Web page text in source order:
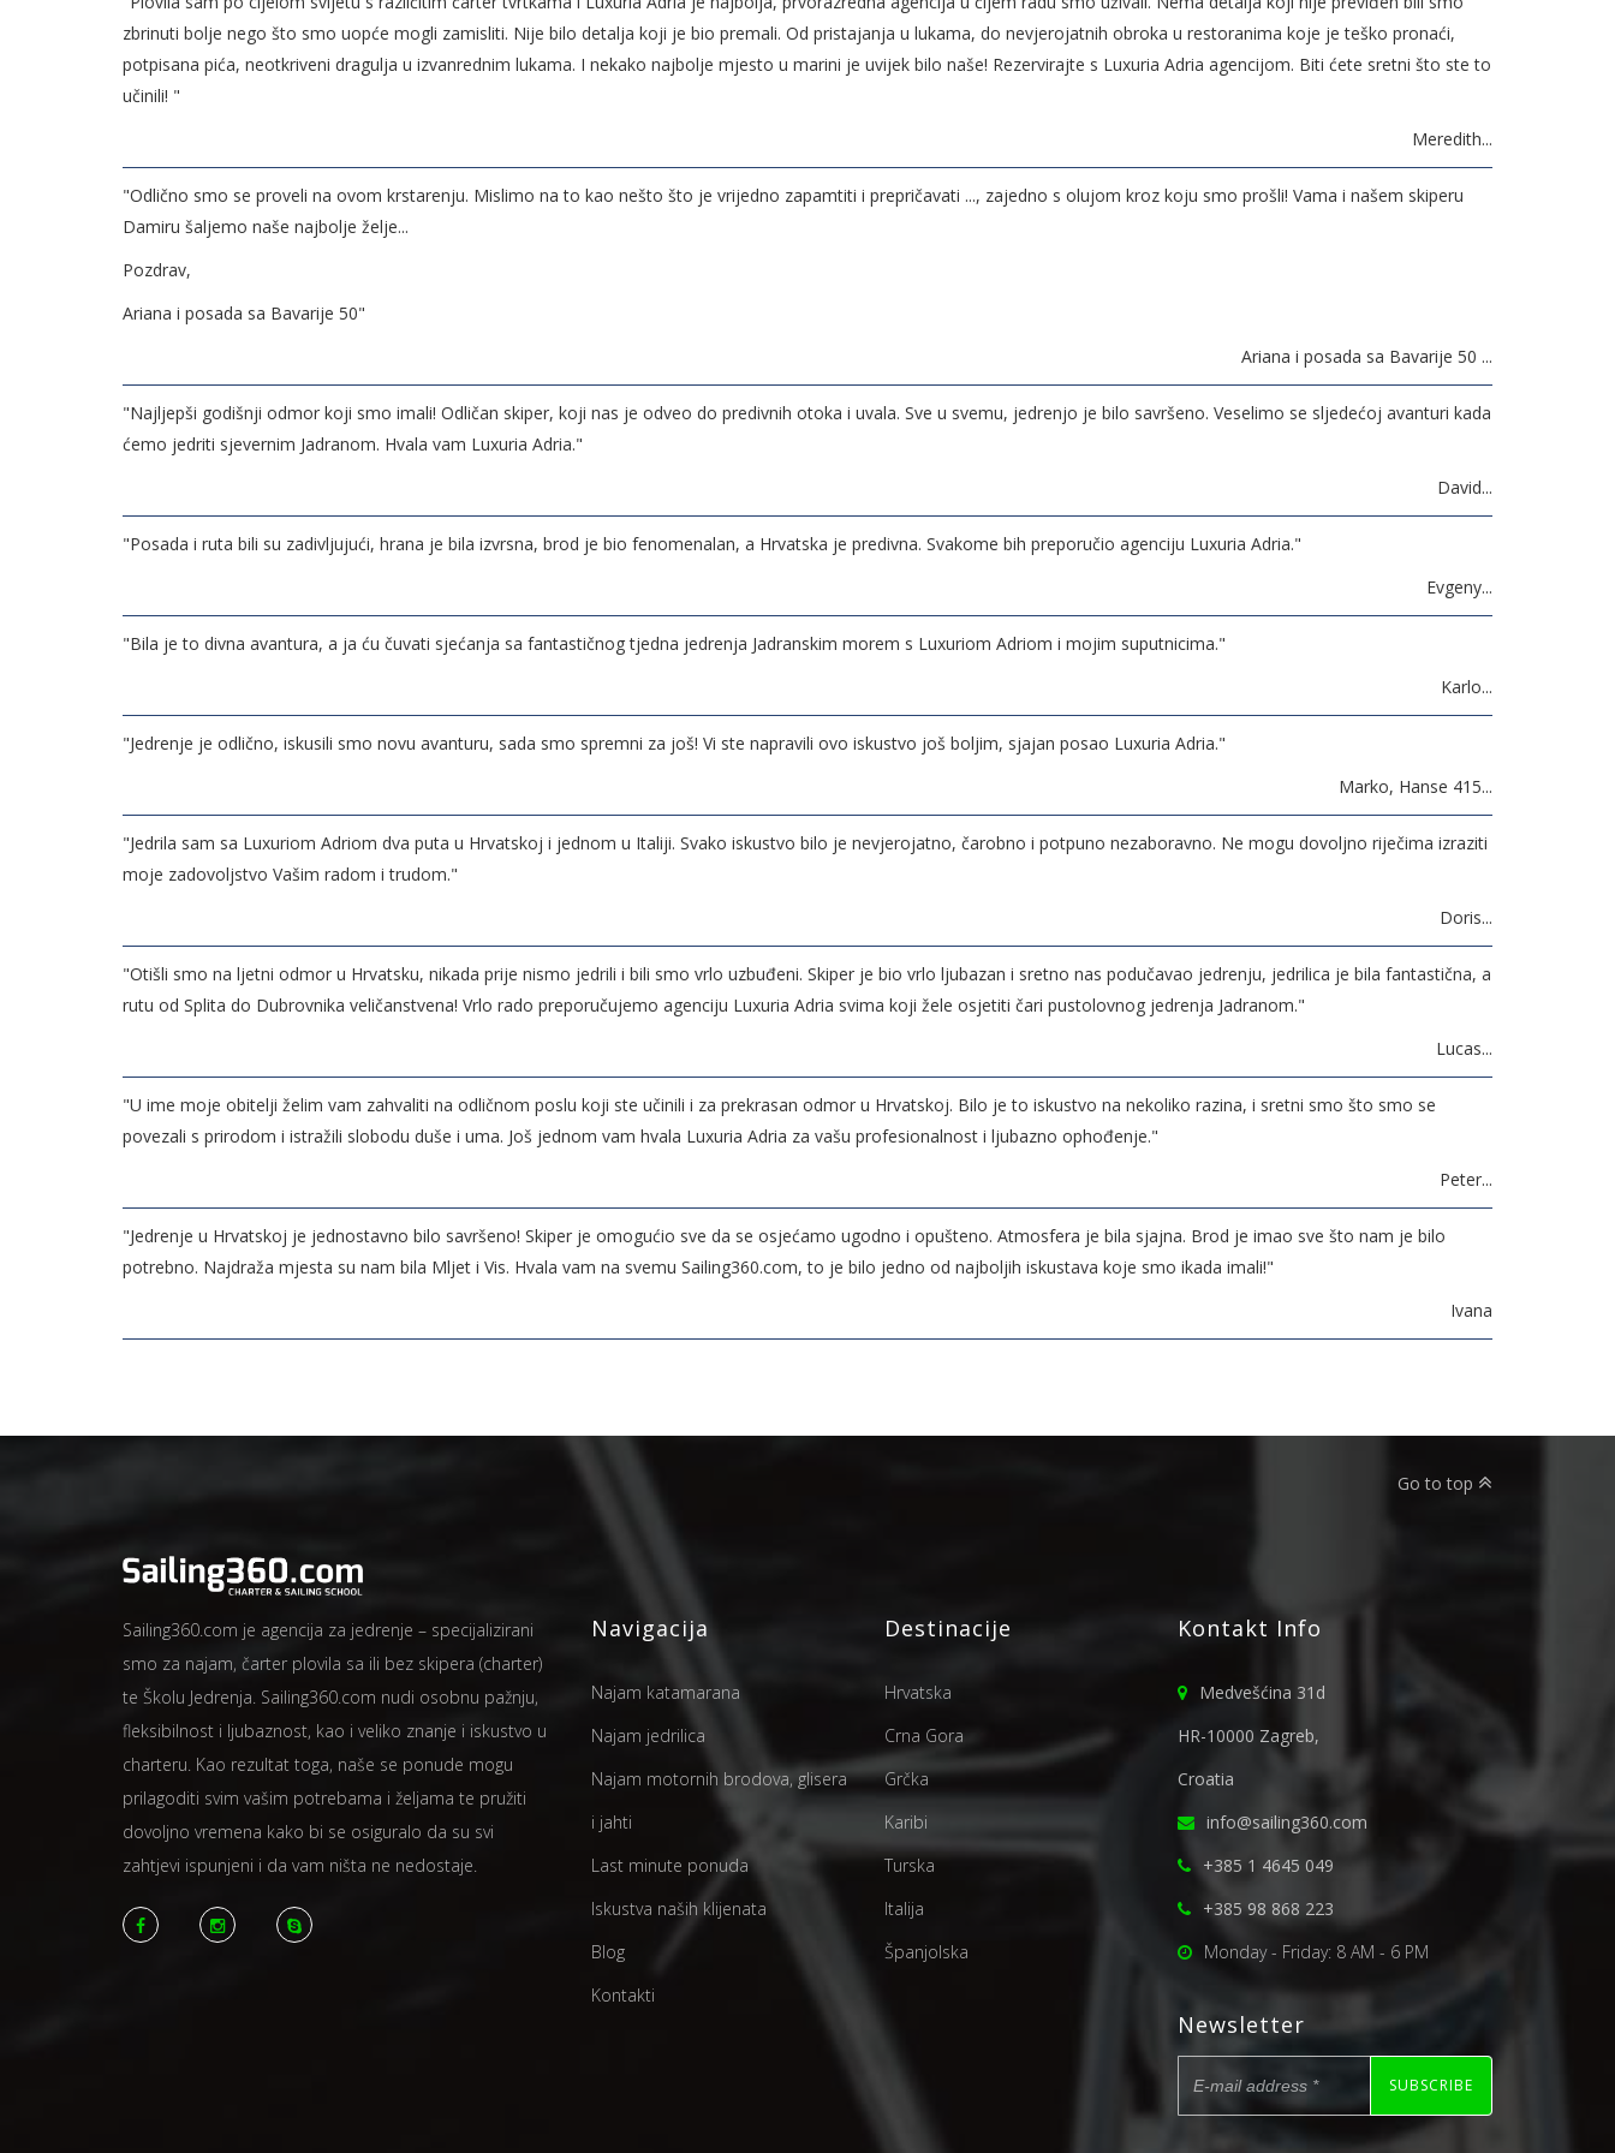
zbrinuti bolje nego što smo uopće mogli zamisliti. Nije bilo detalja koji je bio premali. Od pristajanja u lukama, do nevjerojatnih obroka u restoranima koje je teško pronaći,
potpisana pića, neotkriveni dragulja u izvanrednim lukama. I nekako najbolje mjesto u marini je uvijek bilo naše! Rezervirajte s Luxuria Adria agencijom. Biti ćete sretni što ste to
učinili! "
Meredith...
"Odlično smo se proveli na ovom krstarenju. Mislimo na to kao nešto što je vrijedno zapamtiti i prepričavati ..., zajedno s olujom kroz koju smo prošli! Vama i našem skiperu
Damiru šaljemo naše najbolje želje...
Pozdrav,
Ariana i posada sa Bavarije 50"
Ariana i posada sa Bavarije 50 ...
"Najljepši godišnji odmor koji smo imali! Odličan skiper, koji nas je odveo do predivnih otoka i uvala. Sve u svemu, jedrenjo je bilo savršeno. Veselimo se sljedećoj avanturi kada
ćemo jedriti sjevernim Jadranom. Hvala vam Luxuria Adria."
David...
"Posada i ruta bili su zadivljujući, hrana je bila izvrsna, brod je bio fenomenalan, a Hrvatska je predivna. Svakome bih preporučio agenciju Luxuria Adria."
Evgeny...
"Bila je to divna avantura, a ja ću čuvati sjećanja sa fantastičnog tjedna jedrenja Jadranskim morem s Luxuriom Adriom i mojim suputnicima."
Karlo...
"Jedrenje je odlično, iskusili smo novu avanturu, sada smo spremni za još! Vi ste napravili ovo iskustvo još boljim, sjajan posao Luxuria Adria."
Marko, Hanse 415...
"Jedrila sam sa Luxuriom Adriom dva puta u Hrvatskoj i jednom u Italiji. Svako iskustvo bilo je nevjerojatno, čarobno i potpuno nezaboravno. Ne mogu dovoljno riječima izraziti
moje zadovoljstvo Vašim radom i trudom."
Doris...
"Otišli smo na ljetni odmor u Hrvatsku, nikada prije nismo jedrili i bili smo vrlo uzbuđeni. Skiper je bio vrlo ljubazan i sretno nas podučavao jedrenju, jedrilica je bila fantastična, a
rutu od Splita do Dubrovnika veličanstvena! Vrlo rado preporučujemo agenciju Luxuria Adria svima koji žele osjetiti čari pustolovnog jedrenja Jadranom."
Lucas...
"U ime moje obitelji želim vam zahvaliti na odličnom poslu koji ste učinili i za prekrasan odmor u Hrvatskoj. Bilo je to iskustvo na nekoliko razina, i sretni smo što smo se
povezali s prirodom i istražili slobodu duše i uma. Još jednom vam hvala Luxuria Adria za vašu profesionalnost i ljubazno ophođenje."
Peter...
"Jedrenje u Hrvatskoj je jednostavno bilo savršeno! Skiper je omogućio sve da se osjećamo ugodno i opušteno. Atmosfera je bila sjajna. Brod je imao sve što nam je bilo
potrebno. Najdraža mjesta su nam bila Mljet i Vis. Hvala vam na svemu Sailing360.com, to je bilo jedno od najboljih iskustava koje smo ikada imali!"
Ivana
Go to top
Sailing360.com je agencija za jedrenje – specijalizirani
smo za najam, čarter plovila sa ili bez skipera (charter)
te Školu Jedrenja. Sailing360.com nudi osobnu pažnju,
fleksibilnost i ljubaznost, kao i veliko znanje i iskustvo u
charteru. Kao rezultat toga, naše se ponude mogu
prilagoditi svim vašim potrebama i željama te pružiti
dovoljno vremena kako bi se osiguralo da su svi
zahtjevi ispunjeni i da vam ništa ne nedostaje.
Navigacija
Najam katamarana
Najam jedrilica
Najam motornih brodova, glisera
i jahti
Last minute ponuda
Iskustva naših klijenata
Blog
Kontakti
Destinacije
Hrvatska
Crna Gora
Grčka
Karibi
Turska
Italija
Španjolska
Kontakt Info
Medvešćina 31d
HR-10000 Zagreb,
Croatia
info@sailing360.com
+385 1 4645 049
+385 98 868 223
Monday - Friday: 8 AM - 6 PM
Newsletter
SUBSCRIBE